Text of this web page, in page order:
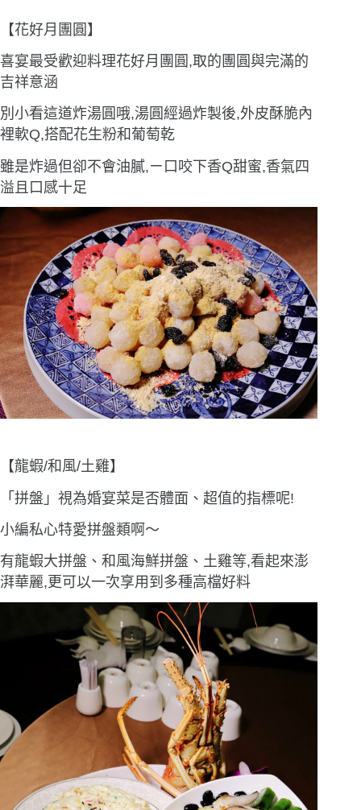
【花好月團圓】
喜宴最受歡迎料理花好月團圓,取的團圓與完滿的
吉祥意涵
別小看這道炸湯圓哦,湯圓經過炸製後,外皮酥脆內
裡軟Q,搭配花生粉和葡萄乾
雖是炸過但卻不會油膩,ㄧ口咬下香Q甜蜜,香氣四
溢且口感十足
【龍蝦/和風/土雞】
「拼盤」視為婚宴菜是否體面、超值的指標呢!
小編私心特愛拼盤類啊〜
有龍蝦大拼盤、和風海鮮拼盤、土雞等,看起來澎
湃華麗,更可以一次享用到多種高檔好料